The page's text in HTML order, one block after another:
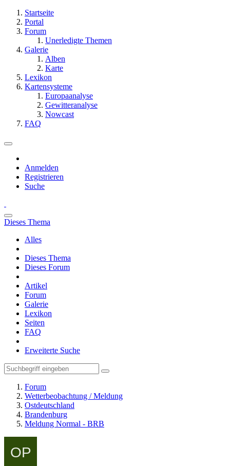
Startseite
Portal
Forum
Unerledigte Themen
Galerie
Alben
Karte
Lexikon
Kartensysteme
Europaanalyse
Gewitteranalyse
Nowcast
FAQ
Anmelden
Registrieren
Suche
Dieses Thema
Alles
Dieses Thema
Dieses Forum
Artikel
Forum
Galerie
Lexikon
Seiten
FAQ
Erweiterte Suche
Forum
Wetterbeobachtung / Meldung
Ostdeutschland
Brandenburg
Meldung Normal - BRB